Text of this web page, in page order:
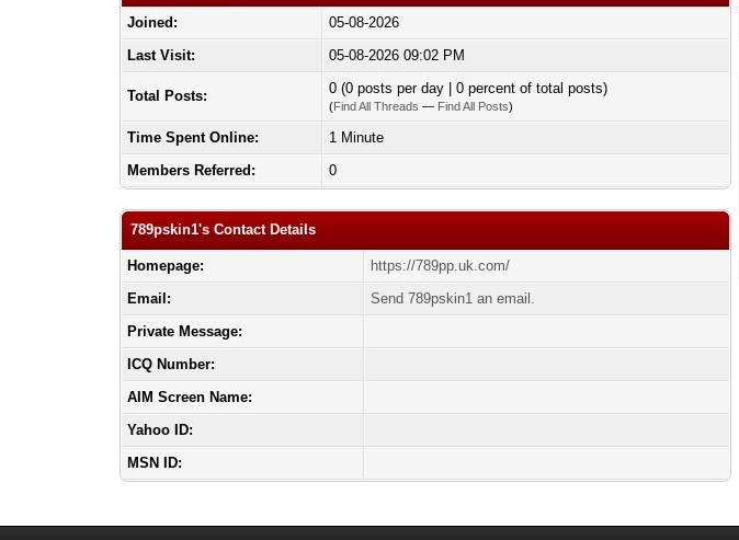
Joined:
05-08-2026
Last Visit:
05-08-2026 09:02 PM
Total Posts: 0 (0 posts per day | 0 percent of total posts)
(Find All Threads — Find All Posts)
Time Spent Online:
1 Minute
Members Referred:
0
789pskin1's Contact Details
Homepage:
https://789pp.uk.com/
Email:
Send 789pskin1 an email.
Private Message:
ICQ Number:
AIM Screen Name:
Yahoo ID:
MSN ID: